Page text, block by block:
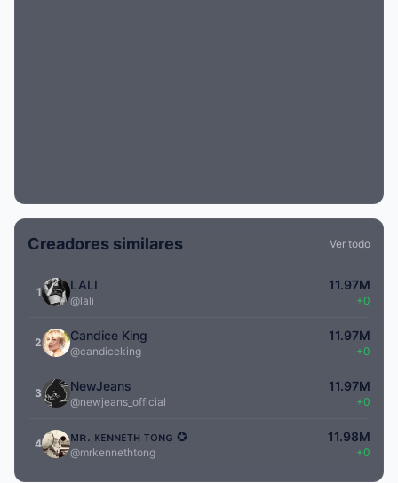
Creadores similares Ver todo
1 LALI
@lali
11.97M
+0
2 Candice King
@candiceking
11.97M
+0
3 NewJeans
@newjeans_official
11.97M
+0
4 ᴍʀ. ᴋᴇɴɴᴇᴛʜ ᴛᴏɴɢ ✪
@mrkennethtong
11.98M
+0